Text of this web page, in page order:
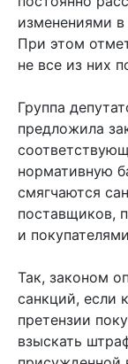
изменениями в
При этом
не все из них
Группа
предложила
нормативную
смягчаются
поставщиков,
и
Так, законом
санкций, если
претензии
взыскать